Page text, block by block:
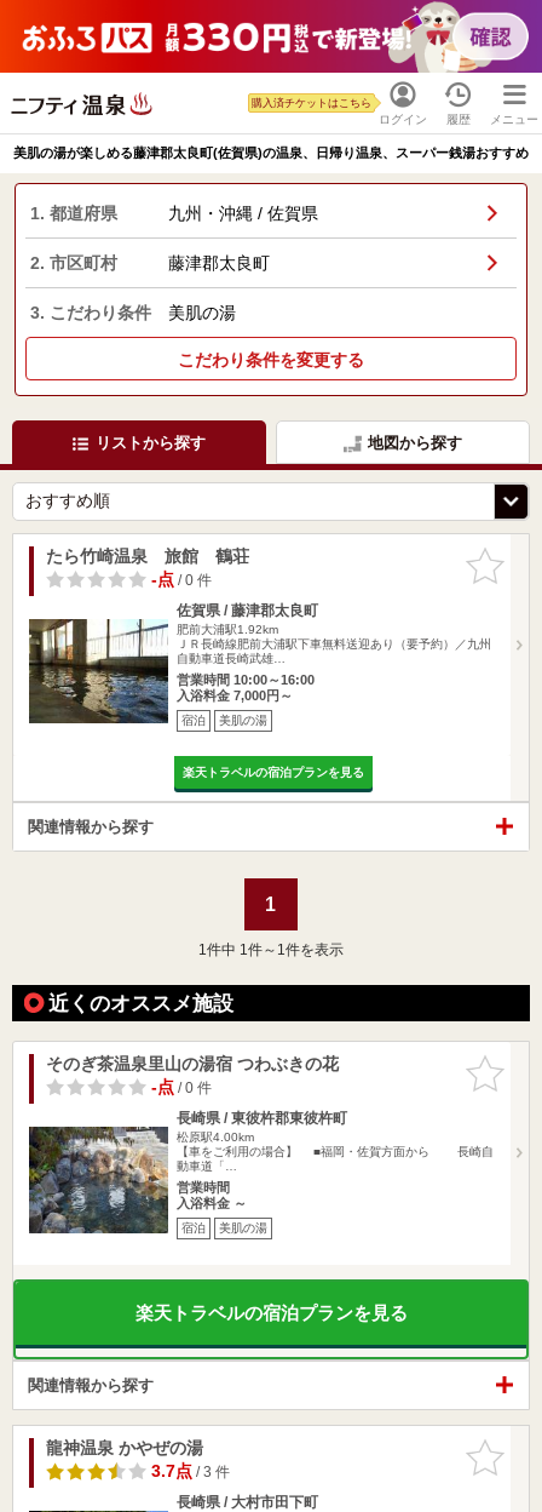
ログイン
購入済チケットはこちら
履歴 メニュー
美肌の湯が楽しめる藤津郡太良町(佐賀県)の温泉、日帰り温泉、スーパー銭湯おすすめ
1. 都道府県 九州・沖縄 / 佐賀県
2. 市区町村 藤津郡太良町
3. こだわり条件 美肌の湯
こだわり条件を変更する
リストから探す 地図から探す
お気に入
りに追加
たら竹崎温泉 旅館 鶴荘
-点/ 0 件
佐賀県 / 藤津郡太良町
肥前大浦駅1.92km
ＪＲ長崎線肥前大浦駅下車無料送迎あり（要予約）／九州
自動車道長崎武雄…
営業時間 10:00～16:00
入浴料金 7,000円～
宿泊 美肌の湯
楽天トラベルの宿泊プランを見る
関連情報から探す
1
1 件中 1件～1件を表示
近くのオススメ施設
お気に入
りに追加
そのぎ茶温泉里山の湯宿 つわぶきの花
-点/ 0 件
長崎県 / 東彼杵郡東彼杵町
松原駅4.00km
【車をご利用の場合】 ■福岡・佐賀方面から 長崎自
動車道「…
営業時間
入浴料金 ～
宿泊 美肌の湯
楽天トラベルの宿泊プランを見る
関連情報から探す
お気に入
りに追加
龍神温泉 かやぜの湯
3.7点/ 3 件
長崎県 / 大村市田下町